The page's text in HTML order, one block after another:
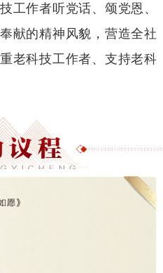
工作者听党话、颂党恩、
献的精神风貌，营造全社
老科技工作者、支持老科